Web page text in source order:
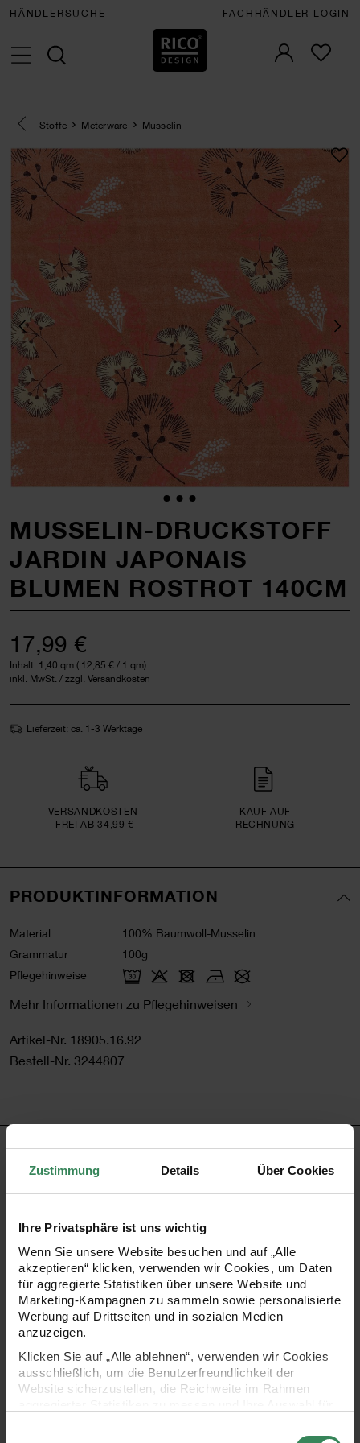
Zustimmung Details Über Cookies
Ihre Privatsphäre ist uns wichtig
Wenn Sie unsere Website besuchen und auf „Alle
akzeptieren“ klicken, verwenden wir Cookies, um Daten
für aggregierte Statistiken über unsere Website und
Marketing-Kampagnen zu sammeln sowie personalisierte
Werbung auf Drittseiten und in sozialen Medien
anzuzeigen.
Klicken Sie auf „Alle ablehnen“, verwenden wir Cookies
ausschließlich, um die Benutzerfreundlichkeit der
Website sicherzustellen, die Reichweite im Rahmen
HÄNDLERSUCHE FACHHÄNDLER LOGIN
Eine Kategorie zurück navigieren
Stoffe Meterware Musselin
MUSSELIN-DRUCKSTOFF
JARDIN JAPONAIS
BLUMEN ROSTROT 140CM
17,99 €
Inhalt: 1,40 qm ( 12,85 € / 1 qm)
inkl. MwSt. / zzgl. Versandkosten
Lieferzeit: ca. 1-3 Werktage
VERSAND­KOSTEN­
FREI AB 34,99 €
KAUF AUF
RECHNUNG
PRODUKTINFORMATION
Material
100% Baumwoll-Musselin
Grammatur
100g
Pflegehinweise
Mehr Informationen zu Pflegehinweisen
Artikel-Nr. 18905.16.92
Bestell-Nr. 3244807
PRODUKTBESCHREIBUNG
Die Stoffkollektion „Jardin Japonais“ begeistert mit Kois,
ihren Japan-Designs und sind teilweise mit goldfarbenem
Metallic-Effekt veredelt.
Druckstoff aus 100% doppellagiger Baumwoll-
Musselin